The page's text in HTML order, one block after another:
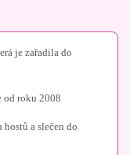
je zařadila do
od roku 2008
a slečen do